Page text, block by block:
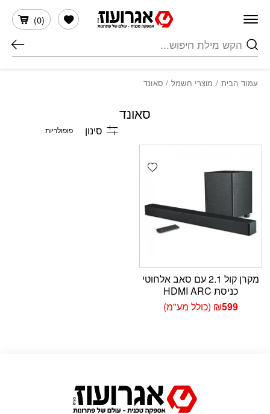
חיפוש
(
0
)
הרשימה שלי
עמוד הבית / מוצרי חשמל / סאונד
סאונד
סינון
Add wishlist
מקרן קול 2.1 עם סאב אלחוטי
כניסת HDMI ARC
₪599 (כולל מע"מ)